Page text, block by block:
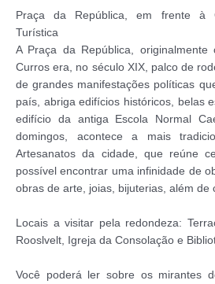
Praça da República, em frente à
Turística
A Praça da República,
Curros era, no século XIX, palco de
de grandes manifestações políticas
país, abriga edifícios históricos, belas
edifício da antiga Escola Normal
domingos, acontece a mais
Artesanatos da cidade, que reúne
possível encontrar uma infinidade de
obras de arte, joias, bijuterias, além de
Locais a visitar pela redondeza:
Rooslvelt, Igreja da Consolação e
Você poderá ler sobre os mirantes